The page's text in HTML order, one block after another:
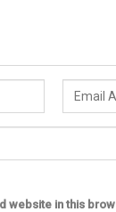
website in this